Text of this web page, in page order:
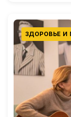
ЗДОРОВЬЕ И